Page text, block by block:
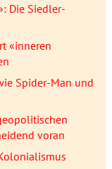
Die Siedler-
«inneren
Spider-Man und
voran